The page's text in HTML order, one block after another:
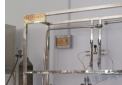
微信客服
wx15874093095